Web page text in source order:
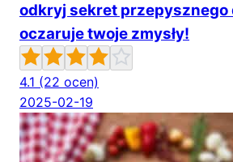
odkryj sekret przepysznego
oczaruje twoje zmysły!
4.1 (22 ocen)
2025-02-19